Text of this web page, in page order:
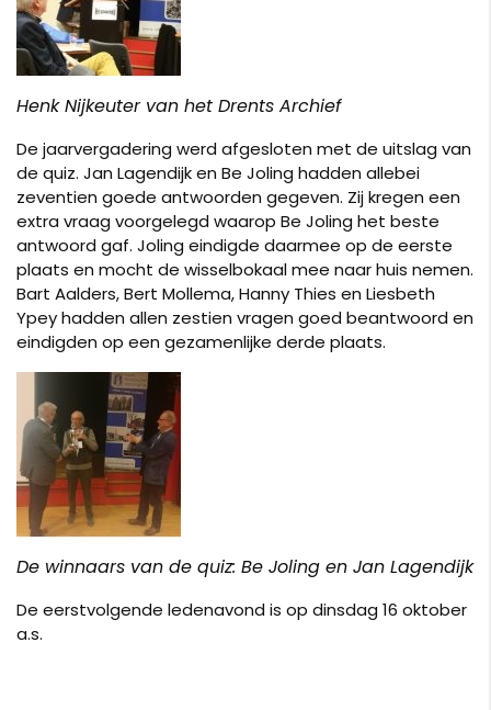
Henk Nijkeuter van het Drents Archief
De jaarvergadering werd afgesloten met de uitslag van
de quiz. Jan Lagendijk en Be Joling hadden allebei
zeventien goede antwoorden gegeven. Zij kregen een
extra vraag voorgelegd waarop Be Joling het beste
antwoord gaf. Joling eindigde daarmee op de eerste
plaats en mocht de wisselbokaal mee naar huis nemen.
Bart Aalders, Bert Mollema, Hanny Thies en Liesbeth
Ypey hadden allen zestien vragen goed beantwoord en
eindigden op een gezamenlijke derde plaats.
De winnaars van de quiz: Be Joling en Jan Lagendijk
De eerstvolgende ledenavond is op dinsdag 16 oktober
a.s.